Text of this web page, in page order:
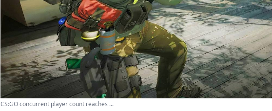
CS:GO concurrent player count reaches ...